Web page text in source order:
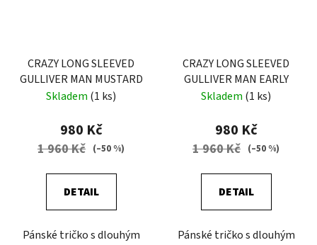
CRAZY LONG SLEEVED
GULLIVER MAN MUSTARD
Skladem (1 ks)
980 Kč
1 960 Kč (–50 %)
DETAIL
Pánské tričko s dlouhým
CRAZY LONG SLEEVED
GULLIVER MAN EARLY
Skladem (1 ks)
980 Kč
1 960 Kč (–50 %)
DETAIL
Pánské tričko s dlouhým